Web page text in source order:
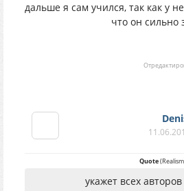
дальше я сам учился, так как у
что он сильно
Quote(Realism
укажет всех авторов